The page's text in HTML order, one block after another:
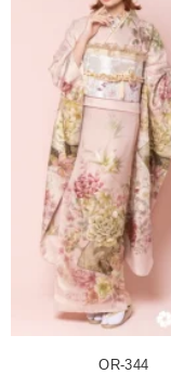
OR-344